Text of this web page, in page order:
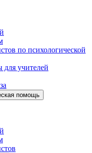
по психологической
для учителей
помощь